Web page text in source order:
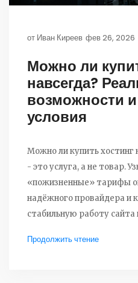
от Иван Киреев фев 26, 2026
Можно ли
навсегда?
возможности
условия
Можно ли купить хостинг
- это услуга, а не товар.
«пожизненные» тарифы
надёжного провайдера и
стабильную работу сайта
Продолжить чтение